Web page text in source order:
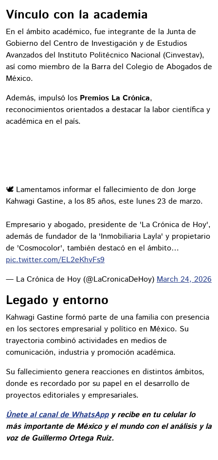
Vínculo con la academia
En el ámbito académico, fue integrante de la Junta de
Gobierno del Centro de Investigación y de Estudios
Avanzados del Instituto Politécnico Nacional (Cinvestav),
así como miembro de la Barra del Colegio de Abogados de
México.
Además, impulsó los Premios La Crónica,
reconocimientos orientados a destacar la labor científica y
académica en el país.
🕊️ Lamentamos informar el fallecimiento de don Jorge
Kahwagi Gastine, a los 85 años, este lunes 23 de marzo.
Empresario y abogado, presidente de 'La Crónica de Hoy',
además de fundador de la 'Inmobiliaria Layla' y propietario
de 'Cosmocolor', también destacó en el ámbito…
pic.twitter.com/EL2eKhvFs9
— La Crónica de Hoy (@LaCronicaDeHoy) March 24, 2026
Legado y entorno
Kahwagi Gastine formó parte de una familia con presencia
en los sectores empresarial y político en México. Su
trayectoria combinó actividades en medios de
comunicación, industria y promoción académica.
Su fallecimiento genera reacciones en distintos ámbitos,
donde es recordado por su papel en el desarrollo de
proyectos editoriales y empresariales.
Únete al canal de WhatsAppy recibe en tu celular lo
más importante de México y el mundo con el análisis y la
voz de Guillermo Ortega Ruiz.